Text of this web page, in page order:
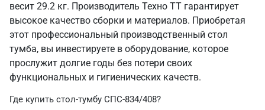
весит 29.2 кг. Производитель Техно ТТ гарантирует
высокое качество сборки и материалов. Приобретая
этот профессиональный производственный стол
тумба, вы инвестируете в оборудование, которое
прослужит долгие годы без потери своих
функциональных и гигиенических качеств.
Где купить стол-тумбу СПС-834/408?